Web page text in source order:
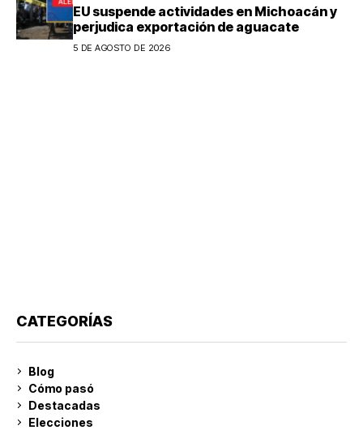
EU suspende actividades en Michoacán y
perjudica exportación de aguacate
5 DE AGOSTO DE 2026
CATEGORÍAS
Blog
Cómo pasó
Destacadas
Elecciones